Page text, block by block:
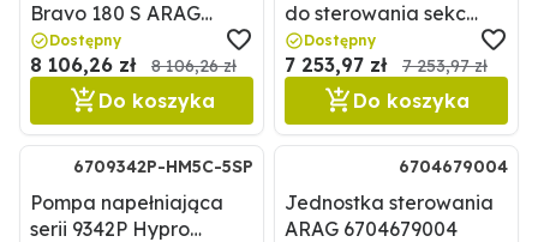
Bravo 180 S ARAG
670467180501
Dostępny
8 106,26 zł 8 106,26 zł
Do koszyka
do sterowania sekc
Braglia
670M200AH3XX0001
Dostępny
7 253,97 zł 7 253,97 zł
Do koszyka
6709342P-HM5C-5SP
Pompa napełniająca
serii 9342P Hypro
6704679004
Jednostka sterowania
ARAG 6704679004